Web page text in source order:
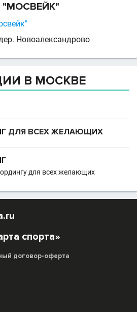
"МОСВЕЙК"
Новоалександрово
В МОСКВЕ
ДЛЯ ВСЕХ ЖЕЛАЮЩИХ
для всех желающих
спорта»
договор-оферта